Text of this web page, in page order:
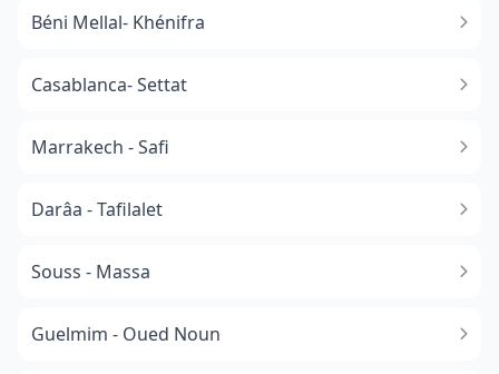
Béni Mellal- Khénifra
Casablanca- Settat
Marrakech - Safi
Darâa - Tafilalet
Souss - Massa
​Guelmim - Oued Noun